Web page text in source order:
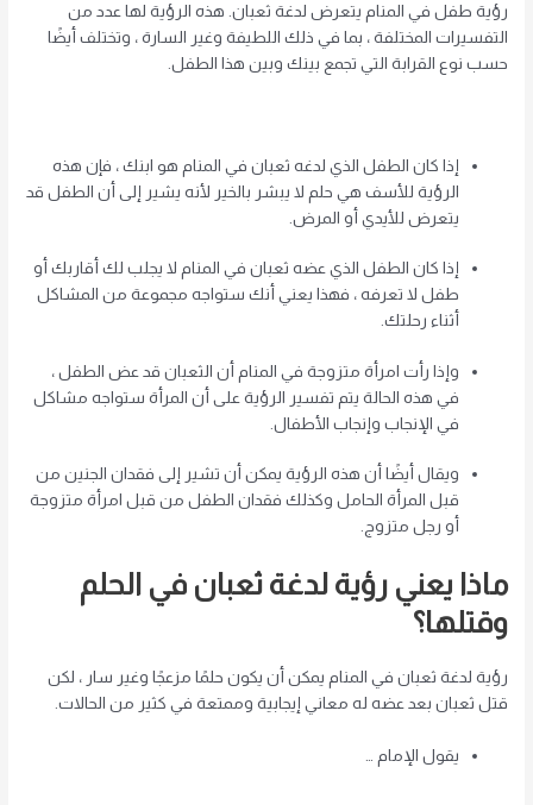
رؤية طفل في المنام يتعرض لدغة ثعبان. هذه الرؤية لها عدد من
التفسيرات المختلفة ، بما في ذلك اللطيفة وغير السارة ، وتختلف أيضًا
حسب نوع القرابة التي تجمع بينك وبين هذا الطفل.
إذا كان الطفل الذي لدغه ثعبان في المنام هو ابنك ، فإن هذه
الرؤية للأسف هي حلم لا يبشر بالخير لأنه يشير إلى أن الطفل قد
يتعرض للأيدي أو المرض.
إذا كان الطفل الذي عضه ثعبان في المنام لا يجلب لك أقاربك أو
طفل لا تعرفه ، فهذا يعني أنك ستواجه مجموعة من المشاكل
أثناء رحلتك.
وإذا رأت امرأة متزوجة في المنام أن الثعبان قد عض الطفل ،
في هذه الحالة يتم تفسير الرؤية على أن المرأة ستواجه مشاكل
في الإنجاب وإنجاب الأطفال.
ويقال أيضًا أن هذه الرؤية يمكن أن تشير إلى فقدان الجنين من
قبل المرأة الحامل وكذلك فقدان الطفل من قبل امرأة متزوجة
أو رجل متزوج.
ماذا يعني رؤية لدغة ثعبان في الحلم
وقتلها؟
رؤية لدغة ثعبان في المنام يمكن أن يكون حلمًا مزعجًا وغير سار ، لكن
قتل ثعبان بعد عضه له معاني إيجابية وممتعة في كثير من الحالات.
يقول الإمام …